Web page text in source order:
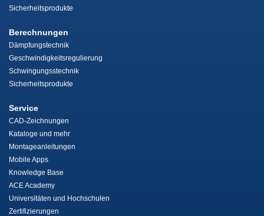
Sicherheitsprodukte
Berechnungen
Dämpfungstechnik
Geschwindigkeitsregulierung
Schwingungsstechnik
Sicherheitsprodukte
Service
CAD-Zeichnungen
Kataloge und mehr
Montageanleitungen
Mobile Apps
Knowledge Base
ACE Academy
Universitäten und Hochschulen
Zertifizierungen